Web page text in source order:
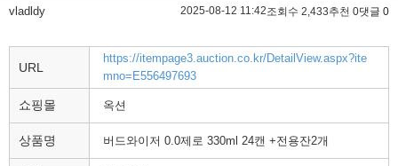
vladldy 2025-08-12 11:42조회수 2,433추천 0댓글 0
URL
https://itempage3.auction.co.kr/DetailView.aspx?ite
mno=E556497693
쇼핑몰 옥션
상품명 버드와이저 0.0제로 330ml 24캔 +전용잔2개